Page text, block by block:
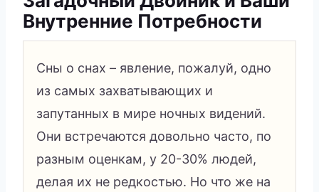
Внутренние Потребности
Сны о снах – явление, пожалуй, одно
из самых захватывающих и
запутанных в мире ночных видений.
Они встречаются довольно часто, по
разным оценкам, у 20-30% людей,
делая их не редкостью. Но что же на